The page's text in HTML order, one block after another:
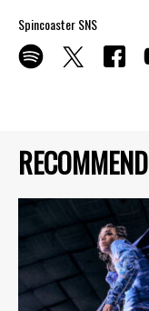
RECOMMEND
Spincoaster SNS